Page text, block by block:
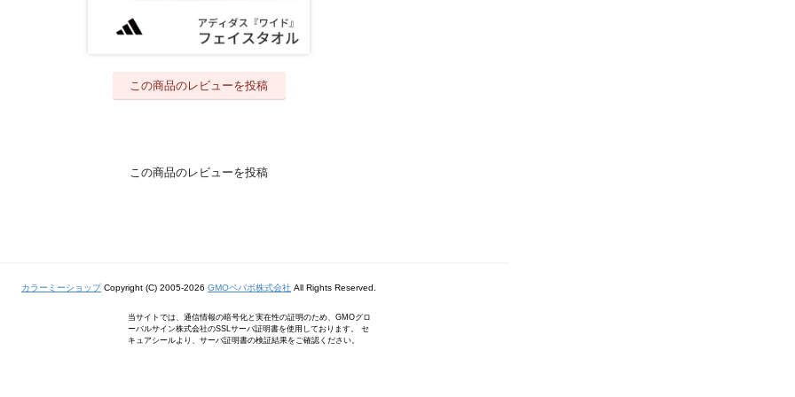
この商品のレビューを投稿
この商品のレビューを投稿
カラーミーショップCopyright (C) 2005-2026 GMOペパボ株式会社 All Rights Reserved.
当サイトでは、通信情報の暗号化と実在性の証明のため、GMOグロ
ーバルサイン株式会社のSSLサーバ証明書を使用しております。 セ
キュアシールより、サーバ証明書の検証結果をご確認ください。